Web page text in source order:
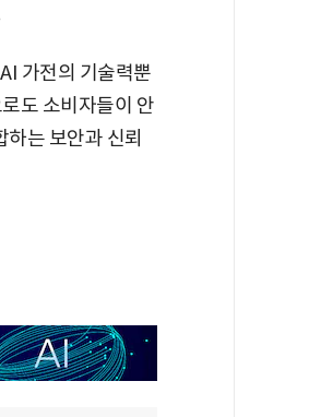
가전의 기술력뿐
도 소비자들이 안
는 보안과 신뢰